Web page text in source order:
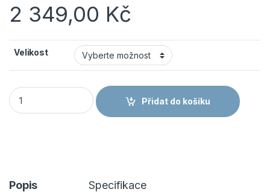
2 349,00 Kč
Velikost
BASE K-TWIRL S1PS ESD HRO CI FO SR B1049B -
Přidat do košíku
Popis Specifikace